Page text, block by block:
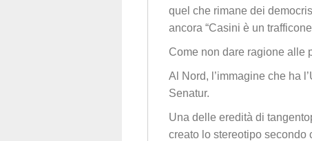
quel che rimane dei
ancora “Casini è un
Come non dare ragione alle
Al Nord, l’immagine che ha
Senatur.
Una delle eredità di
creato lo stereotipo